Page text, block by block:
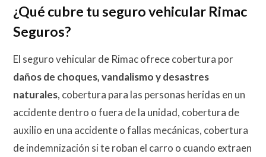
¿Qué cubre tu seguro vehicular Rimac
Seguros?
El seguro vehicular de Rimac ofrece cobertura por
daños de choques, vandalismo y desastres
naturales, cobertura para las personas heridas en un
accidente dentro o fuera de la unidad, cobertura de
auxilio en una accidente o fallas mecánicas, cobertura
de indemnización si te roban el carro o cuando extraen